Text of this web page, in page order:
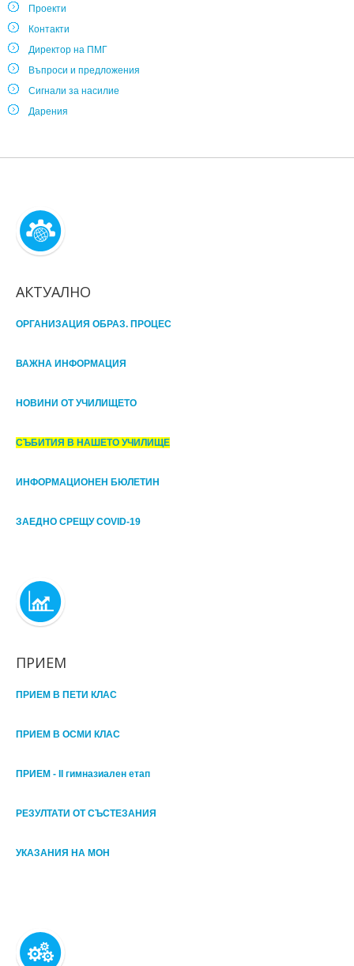
Проекти
Контакти
Директор на ПМГ
Въпроси и предложения
Сигнали за насилие
Дарения
АКТУАЛНО
ОРГАНИЗАЦИЯ ОБРАЗ. ПРОЦЕС
ВАЖНА ИНФОРМАЦИЯ
НОВИНИ ОТ УЧИЛИЩЕТО
СЪБИТИЯ В НАШЕТО УЧИЛИЩЕ
ИНФОРМАЦИОНЕН БЮЛЕТИН
ЗАЕДНО СРЕЩУ COVID-19
ПРИЕМ
ПРИЕМ В ПЕТИ КЛАС
ПРИЕМ В ОСМИ КЛАС
ПРИЕМ - II гимназиален етап
РЕЗУЛТАТИ ОТ СЪСТЕЗАНИЯ
УКАЗАНИЯ НА МОН